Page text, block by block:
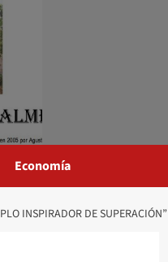
Economía
INSPIRADOR DE SUPERACIÓN”